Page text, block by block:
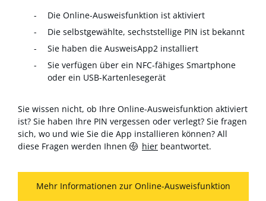
Die Online-Ausweisfunktion ist aktiviert
Die selbstgewählte, sechststellige PIN ist bekannt
Sie haben die AusweisApp2 installiert
Sie verfügen über ein NFC-fähiges Smartphone
oder ein USB-Kartenlesegerät
Sie wissen nicht, ob Ihre Online-Ausweisfunktion aktiviert
ist? Sie haben Ihre PIN vergessen oder verlegt? Sie fragen
sich, wo und wie Sie die App installieren können? All
diese Fragen werden Ihnen
hier beantwortet.
Mehr Informationen zur Online-Ausweisfunktion